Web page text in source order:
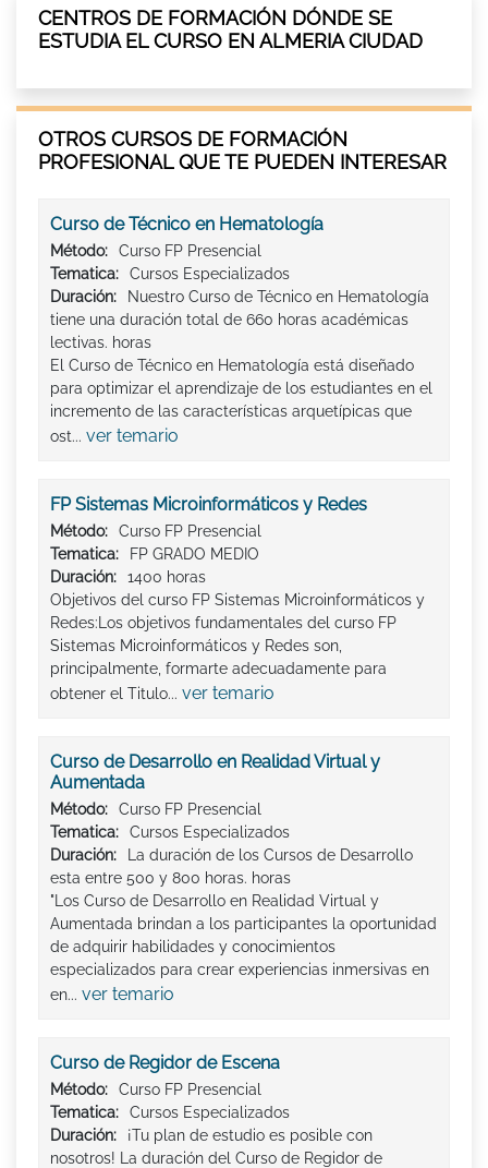
CENTROS DE FORMACIÓN DÓNDE SE
ESTUDIA EL CURSO EN ALMERIA CIUDAD
OTROS CURSOS DE FORMACIÓN
PROFESIONAL QUE TE PUEDEN INTERESAR
Curso de Técnico en Hematología
Método:
Curso FP Presencial
Tematica:
Cursos Especializados
Duración:
Nuestro Curso de Técnico en Hematología
tiene una duración total de 660 horas académicas
lectivas. horas
El Curso de Técnico en Hematología está diseñado
para optimizar el aprendizaje de los estudiantes en el
incremento de las características arquetípicas que
ost... ver temario
FP Sistemas Microinformáticos y Redes
Método:
Curso FP Presencial
Tematica:
FP GRADO MEDIO
Duración:
1400 horas
Objetivos del curso FP Sistemas Microinformáticos y
Redes:Los objetivos fundamentales del curso FP
Sistemas Microinformáticos y Redes son,
principalmente, formarte adecuadamente para
obtener el Titulo... ver temario
Curso de Desarrollo en Realidad Virtual y
Aumentada
Método:
Curso FP Presencial
Tematica:
Cursos Especializados
Duración:
La duración de los Cursos de Desarrollo
esta entre 500 y 800 horas. horas
"Los Curso de Desarrollo en Realidad Virtual y
Aumentada brindan a los participantes la oportunidad
de adquirir habilidades y conocimientos
especializados para crear experiencias inmersivas en
en... ver temario
Curso de Regidor de Escena
Método:
Curso FP Presencial
Tematica:
Cursos Especializados
Duración:
¡Tu plan de estudio es posible con
nosotros! La duración del Curso de Regidor de